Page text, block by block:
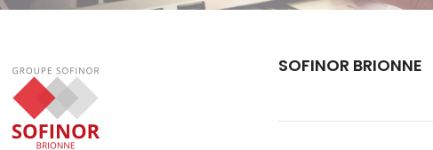
SOFINOR BRIONNE